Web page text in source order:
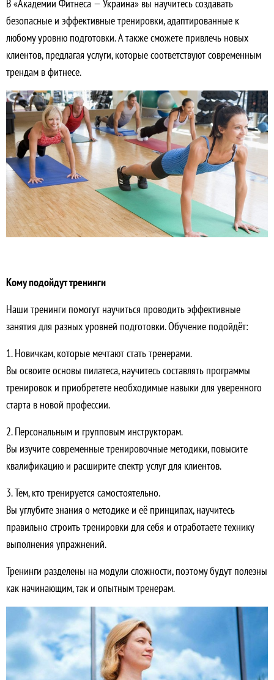
В «Академии Фитнеса — Украина» вы научитесь создавать
безопасные и эффективные тренировки, адаптированные к
любому уровню подготовки. А также сможете привлечь новых
клиентов, предлагая услуги, которые соответствуют современным
трендам в фитнесе.
Кому подойдут тренинги
Наши тренинги помогут научиться проводить эффективные
занятия для разных уровней подготовки. Обучение подойдёт:
1. Новичкам, которые мечтают стать тренерами.
Вы освоите основы пилатеса, научитесь составлять программы
тренировок и приобретете необходимые навыки для уверенного
старта в новой профессии.
2. Персональным и групповым инструкторам.
Вы изучите современные тренировочные методики, повысите
квалификацию и расширите спектр услуг для клиентов.
3. Тем, кто тренируется самостоятельно.
Вы углубите знания о методике и её принципах, научитесь
правильно строить тренировки для себя и отработаете технику
выполнения упражнений.
Тренинги разделены на модули сложности, поэтому будут полезны
как начинающим, так и опытным тренерам.